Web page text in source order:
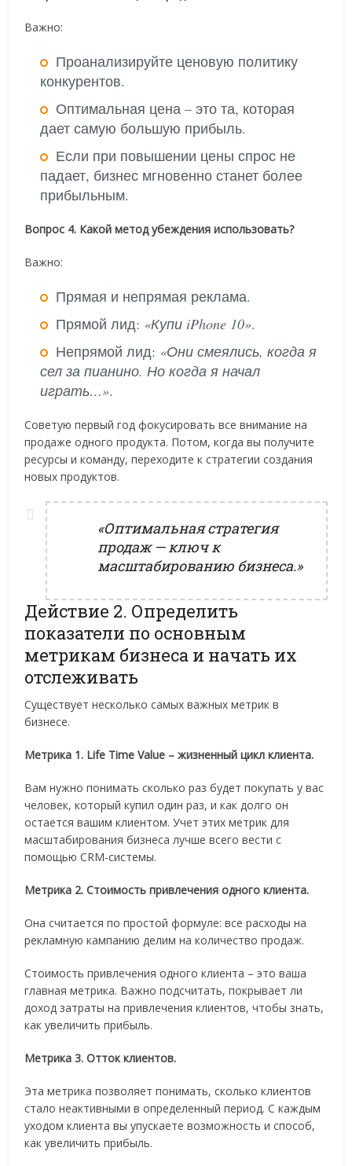
Важно:
Проанализируйте ценовую политику
конкурентов.
Оптимальная цена – это та, которая
дает самую большую прибыль.
Если при повышении цены спрос не
падает, бизнес мгновенно станет более
прибыльным.
Вопрос 4. Какой метод убеждения использовать?
Важно:
Прямая и непрямая реклама.
Прямой лид: «Купи iPhone 10».
Непрямой лид: «Они смеялись, когда я
сел за пианино. Но когда я начал
играть…».
Советую первый год фокусировать все внимание на
продаже одного продукта. Потом, когда вы получите
ресурсы и команду, переходите к стратегии создания
новых продуктов.
«Оптимальная стратегия
продаж — ключ к
масштабированию бизнеса.»
Действие 2. Определить
показатели по основным
метрикам бизнеса и начать их
отслеживать
Существует несколько самых важных метрик в
бизнесе.
Метрика 1. Life Time Value – жизненный цикл клиента.
Вам нужно понимать сколько раз будет покупать у вас
человек, который купил один раз, и как долго он
остается вашим клиентом. Учет этих метрик для
масштабирования бизнеса лучше всего вести с
помощью CRM-системы.
Метрика 2. Стоимость привлечения одного клиента.
Она считается по простой формуле: все расходы на
рекламную кампанию делим на количество продаж.
Стоимость привлечения одного клиента – это ваша
главная метрика. Важно подсчитать, покрывает ли
доход затраты на привлечения клиентов, чтобы знать,
как увеличить прибыль.
Метрика 3. Отток клиентов.
Эта метрика позволяет понимать, сколько клиентов
стало неактивными в определенный период. С каждым
уходом клиента вы упускаете возможность и способ,
как увеличить прибыль.